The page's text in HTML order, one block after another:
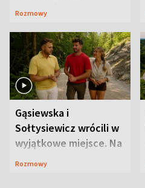
uwierzyć, co przeszła
Rozmowy
Gąsiewska i
Sołtysiewicz wrócili w
wyjątkowe miejsce. Na
szlaku czekał
Rozmowy